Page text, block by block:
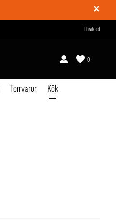
✕
Thaifood
0
Torrvaror Kök